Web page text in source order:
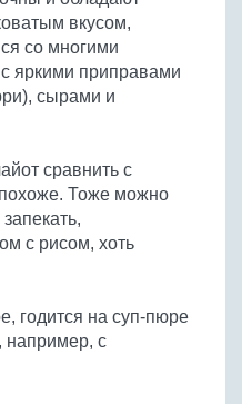
вкусом,
со многими
с яркими приправами
сырами и
сравнить с
похоже. Тоже можно
с рисом, хоть
годится на суп-пюре
например, с